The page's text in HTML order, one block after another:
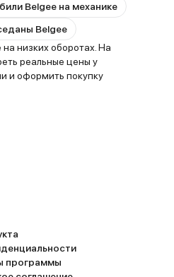
Belgee на механике
Belgee
низких оборотах. На
реальные цены у
и оформить покупку
программы